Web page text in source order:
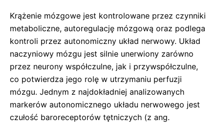
Krążenie mózgowe jest kontrolowane przez czynniki
metaboliczne, autoregulację mózgową oraz podlega
kontroli przez autonomiczny układ nerwowy. Układ
naczyniowy mózgu jest silnie unerwiony zarówno
przez neurony współczulne, jak i przywspółczulne,
co potwierdza jego rolę w utrzymaniu perfuzji
mózgu. Jednym z najdokładniej analizowanych
markerów autonomicznego układu nerwowego jest
czułość baroreceptorów tętniczych (z ang.